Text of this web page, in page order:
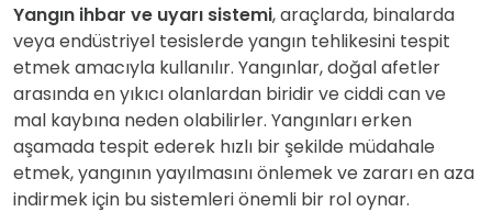
Yangın ihbar ve uyarı sistemi, araçlarda, binalarda
veya endüstriyel tesislerde yangın tehlikesini tespit
etmek amacıyla kullanılır. Yangınlar, doğal afetler
arasında en yıkıcı olanlardan biridir ve ciddi can ve
mal kaybına neden olabilirler. Yangınları erken
aşamada tespit ederek hızlı bir şekilde müdahale
etmek, yangının yayılmasını önlemek ve zararı en aza
indirmek için bu sistemleri önemli bir rol oynar.